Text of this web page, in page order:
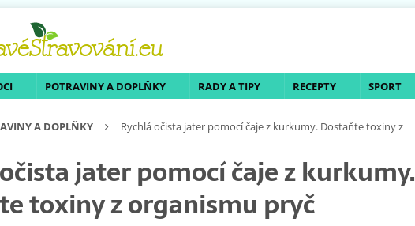
POTRAVINY A DOPLŇKY RADY A TIPY RECEPTY SPORT
A DOPLŇKY
Rychlá očista jater pomocí čaje z kurkumy. Dostaňte toxiny z
jater pomocí čaje z kurkumy.
toxiny z organismu pryč